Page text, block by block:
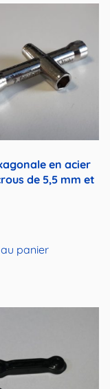
en acier
de 5,5 mm et
panier